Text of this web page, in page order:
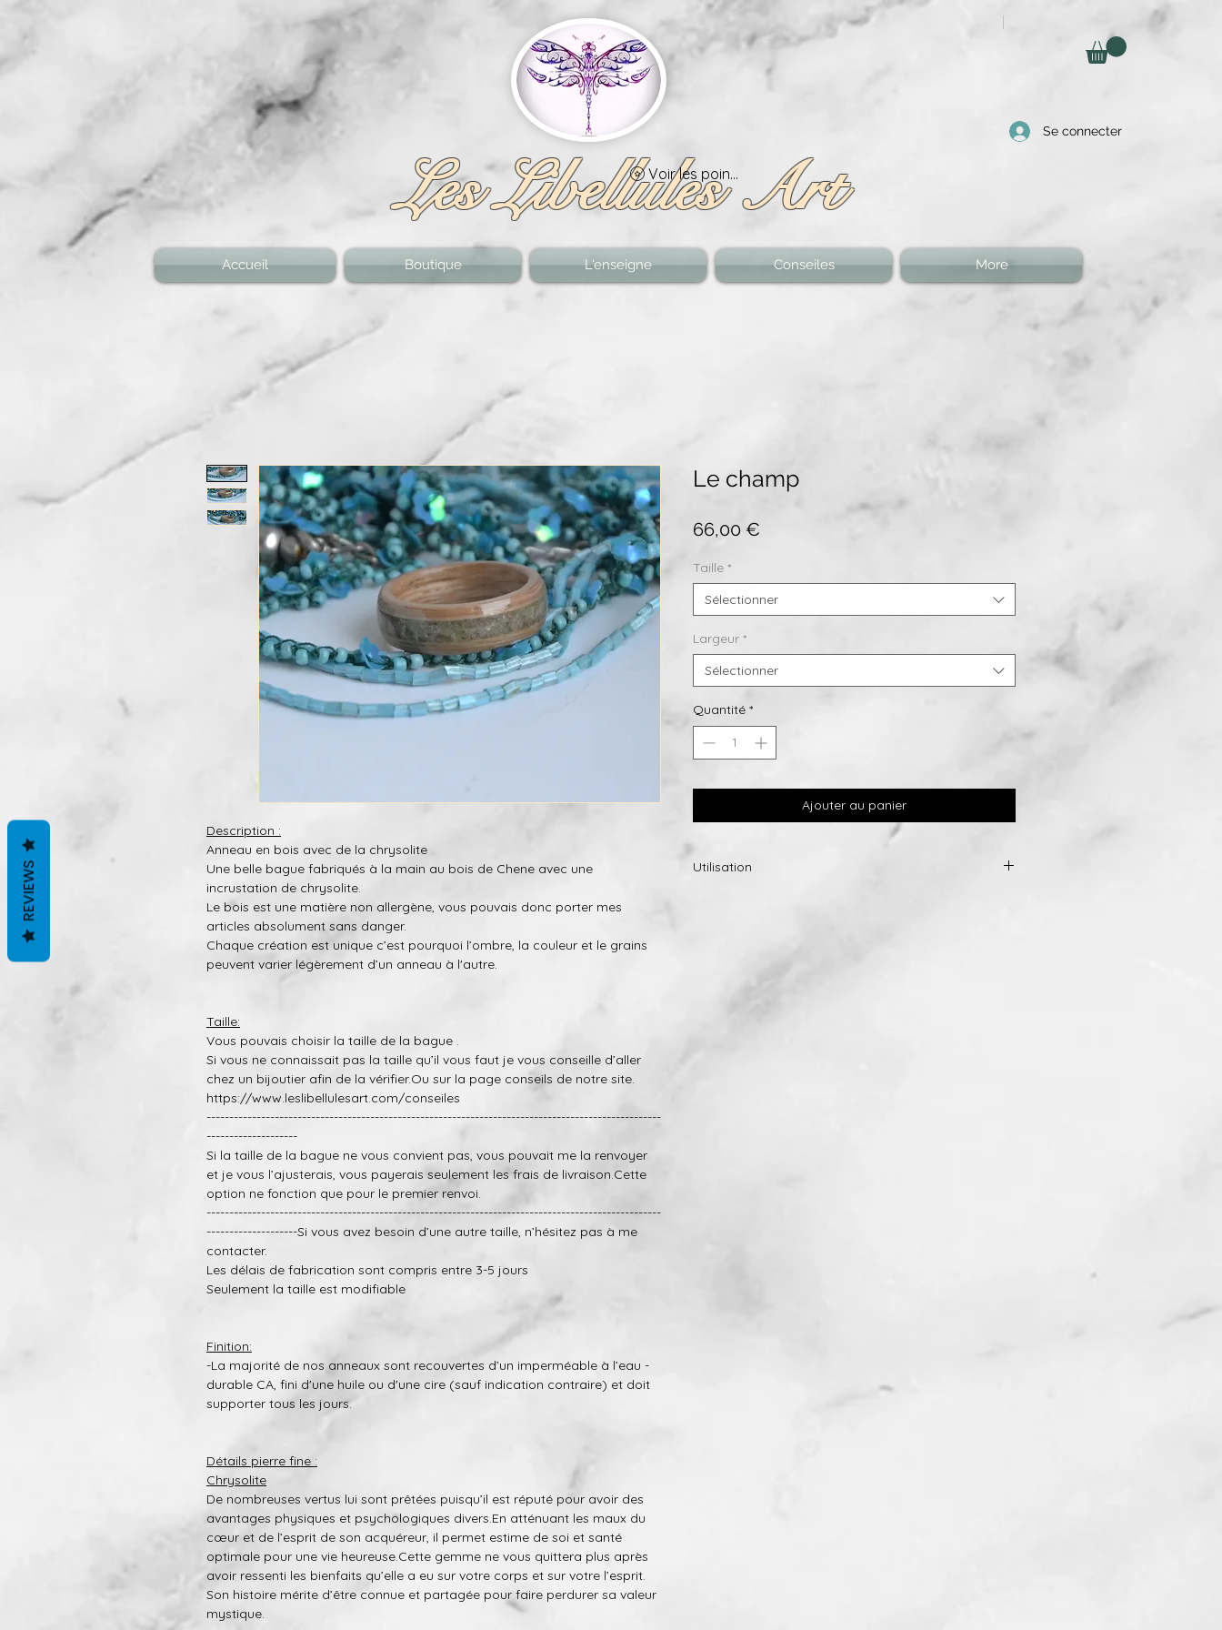
Les Libellules Art
Accueil Boutique L'enseigne Conseiles More
Se connecter
Voir les points
Description :
Anneau en bois avec de la chrysolite
Une belle bague fabriqués à la main au bois de Chene avec une
incrustation de chrysolite.
Le bois est une matière non allergène, vous pouvais donc porter mes
articles absolument sans danger.
Chaque création est unique c’est pourquoi l’ombre, la couleur et le grains
peuvent varier légèrement d’un anneau à l'autre.
Taille:
Vous pouvais choisir la taille de la bague .
Si vous ne connaissait pas la taille qu’il vous faut je vous conseille d’aller
chez un bijoutier afin de la vérifier.Ou sur la page conseils de notre site.
https://www.leslibellulesart.com/conseiles
----------------------------------------------------------------------------------------------------
--------------------
Si la taille de la bague ne vous convient pas, vous pouvait me la renvoyer
et je vous l’ajusterais, vous payerais seulement les frais de livraison.Cette
option ne fonction que pour le premier renvoi.
----------------------------------------------------------------------------------------------------
--------------------Si vous avez besoin d’une autre taille, n’hésitez pas à me
contacter.
Les délais de fabrication sont compris entre 3-5 jours
Seulement la taille est modifiable
Finition:
-La majorité de nos anneaux sont recouvertes d’un imperméable à l’eau -
durable CA, fini d'une huile ou d'une cire (sauf indication contraire) et doit
supporter tous les jours.
Détails pierre fine :
Chrysolite
De nombreuses vertus lui sont prêtées puisqu’il est réputé pour avoir des
avantages physiques et psychologiques divers.En atténuant les maux du
cœur et de l’esprit de son acquéreur, il permet estime de soi et santé
optimale pour une vie heureuse.Cette gemme ne vous quittera plus après
avoir ressenti les bienfaits qu’elle a eu sur votre corps et sur votre l’esprit.
Son histoire mérite d’être connue et partagée pour faire perdurer sa valeur
mystique.
Le champ
66,00 €
Taille *
Sélectionner
Largeur *
Sélectionner
Quantité *
Ajouter au panier
Utilisation
REVIEWS